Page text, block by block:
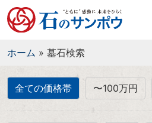
ホーム » 墓石検索
全ての価格帯 〜100万円